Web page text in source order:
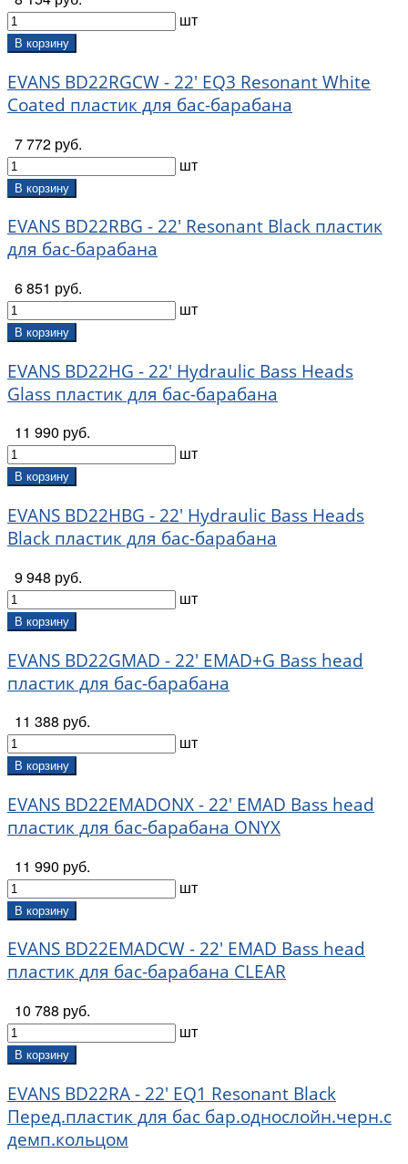
шт
В корзину
EVANS BD22RGCW - 22' EQ3 Resonant White
Coated пластик для бас-барабана
7 772 руб.
шт
В корзину
EVANS BD22RBG - 22' Resonant Black пластик
для бас-барабана
6 851 руб.
шт
В корзину
EVANS BD22HG - 22' Hydraulic Bass Heads
Glass пластик для бас-барабана
11 990 руб.
шт
В корзину
EVANS BD22HBG - 22' Hydraulic Bass Heads
Black пластик для бас-барабана
9 948 руб.
шт
В корзину
EVANS BD22GMAD - 22' EMAD+G Bass head
пластик для бас-барабана
11 388 руб.
шт
В корзину
EVANS BD22EMADONX - 22' EMAD Bass head
пластик для бас-барабана ONYX
11 990 руб.
шт
В корзину
EVANS BD22EMADCW - 22' EMAD Bass head
пластик для бас-барабана CLEAR
10 788 руб.
шт
В корзину
EVANS BD22RA - 22' EQ1 Resonant Black
Перед.пластик для бас бар.однослойн.черн.с
демп.кольцом